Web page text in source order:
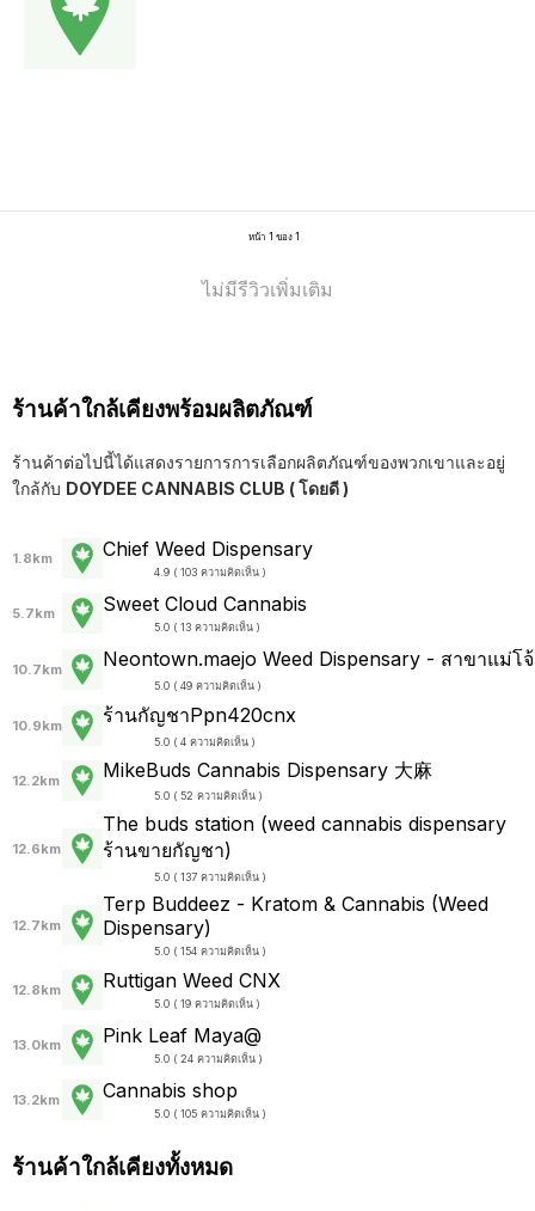
หน้า 1 ของ 1
ไม่มีรีวิวเพิ่มเติม
ร้านค้าใกล้เคียงพร้อมผลิตภัณฑ์
ร้านค้าต่อไปนี้ได้แสดงรายการการเลือกผลิตภัณฑ์ของพวกเขาและอยู่
ใกล้กับ DOYDEE CANNABIS CLUB ( โดยดี )
1.8km Chief Weed Dispensary
4.9 ( 103 ความคิดเห็น )
5.7km Sweet Cloud Cannabis
5.0 ( 13 ความคิดเห็น )
10.7km Neontown.maejo Weed Dispensary - สาขาแม่โจ้
5.0 ( 49 ความคิดเห็น )
10.9km ร้านกัญชาPpn420cnx
5.0 ( 4 ความคิดเห็น )
12.2km MikeBuds Cannabis Dispensary 大麻
5.0 ( 52 ความคิดเห็น )
12.6km
The buds station (weed cannabis dispensary
ร้านขายกัญชา)
5.0 ( 137 ความคิดเห็น )
12.7km
Terp Buddeez - Kratom & Cannabis (Weed
Dispensary)
5.0 ( 154 ความคิดเห็น )
12.8km Ruttigan Weed CNX
5.0 ( 19 ความคิดเห็น )
13.0km Pink Leaf Maya@
5.0 ( 24 ความคิดเห็น )
13.2km Cannabis shop
5.0 ( 105 ความคิดเห็น )
ร้านค้าใกล้เคียงทั้งหมด